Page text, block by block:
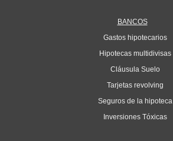
BANCOS
Gastos hipotecarios
Hipotecas multidivisas
Cláusula Suelo
Tarjetas revolving
Seguros de la hipoteca
Inversiones Tóxicas